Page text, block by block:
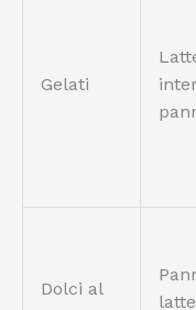
Gelati
Dolci al
latte